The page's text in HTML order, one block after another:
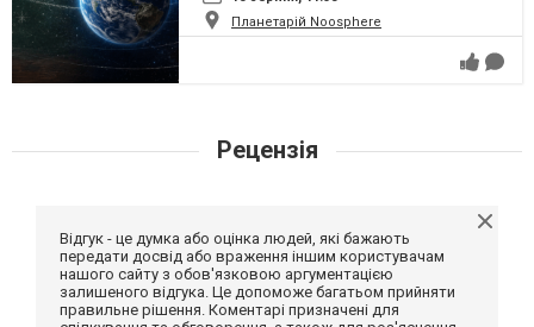
Планетарій Noosphere
Рецензія
Відгук - це думка або оцінка людей, які бажають
передати досвід або враження іншим користувачам
нашого сайту з обов'язковою аргументацією
залишеного відгука. Це допоможе багатьом прийняти
правильне рішення. Коментарі призначені для